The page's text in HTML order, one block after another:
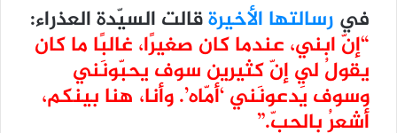
في رسالتها الأخيرةقالت السيّدة العذراء:
“إنّ ابني، عندما كان صغيرًا، غالبًا ما كان
يقولُ لي إنّ كثيرين سوف يحبّونَني
وسوف يَدعونَني ‘أمّاه’. وأنا، هنا بينكم،
أشعرُ بالحبّ.”